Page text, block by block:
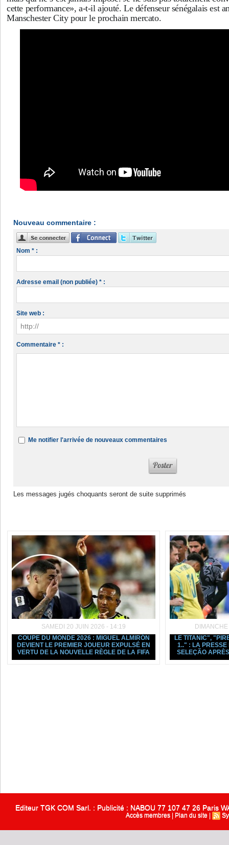
cette performance», a-t-il ajouté. Le défenseur sénégalais est
Manschester City pour le prochain mercato.
Nouveau commentaire :
Nom * :
Adresse email (non publiée) * :
Site web :
Commentaire * :
Me notifier l'arrivée de nouveaux commentaires
Les messages jugés choquants seront de suite supprimés
SAMEDI 20 JUIN 2026 - 14:19
COUPE DU MONDE 2026 : MIGUEL ALMIRÓN
DEVIENT LE PREMIER JOUEUR EXPULSÉ EN
VERTU DE LA NOUVELLE RÈGLE DE LA FIFA
LE TITANIC",
1.." : LA PRESSE
SELEÇÃO
Editeur TGK COM Sarl. : Publicité : NABOU 77 107 47 26 Paris
Accès membres Plan du site